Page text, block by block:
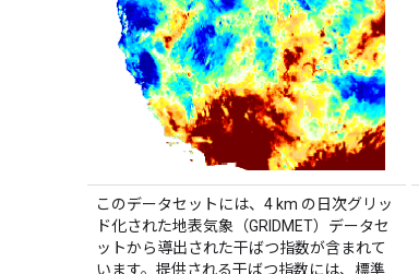
このデータセットには、4 km の日次グリッ
ド化された地表気象（GRIDMET）データセ
ットから導出された干ばつ指数が含まれて
います。提供される干ばつ指数には、標準